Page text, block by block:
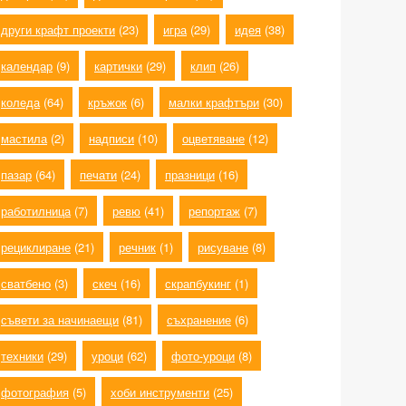
други крафт проекти (23) игра (29) идея (38)
календар (9) картички (29) клип (26)
коледа (64) кръжок (6) малки крафтъри (30)
мастила (2) надписи (10) оцветяване (12)
пазар (64) печати (24) празници (16)
работилница (7) ревю (41) репортаж (7)
рециклиране (21) речник (1) рисуване (8)
сватбено (3) скеч (16) скрапбукинг (1)
съвети за начинаещи (81) съхранение (6)
техники (29) уроци (62) фото-уроци (8)
фотография (5) хоби инструменти (25)